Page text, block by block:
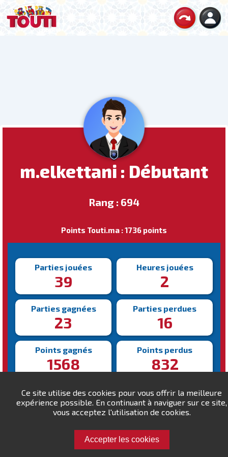
Ce site utilise des cookies pour vous offrir la meilleure
expérience possible. En continuant à naviguer sur ce site,
vous acceptez l'utilisation de cookies.
Accepter les cookies
m.elkettani : Débutant
Rang : 694
Points Touti.ma : 1736 points
Parties jouées
39
Heures jouées
2
Parties gagnées
23
Parties perdues
16
Points gagnés
1568
Points perdus
832
Victoire la plus rapide
173s
Victoire la plus lente
362s
Défiez m.elkettani !